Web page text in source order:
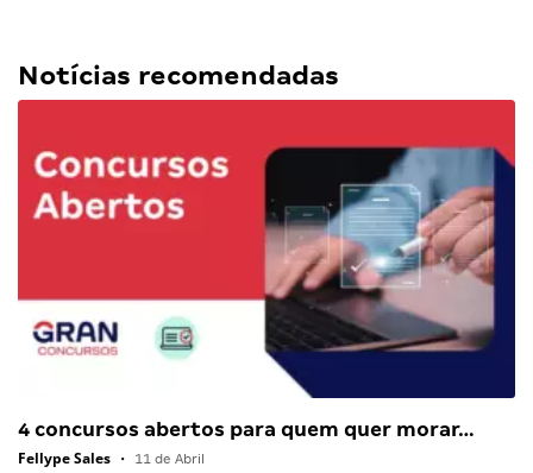
Notícias recomendadas
4 concursos abertos para quem quer morar…
Fellype Sales • 11 de Abril